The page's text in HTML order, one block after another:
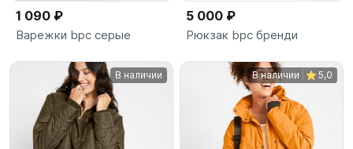
1 090 ₽
Варежки bpc серые
5 000 ₽
Рюкзак bpc бренди
В наличии В наличии 5,0